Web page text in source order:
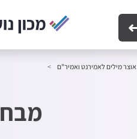
אוצר מילים לאמירנט ואמיר"ם